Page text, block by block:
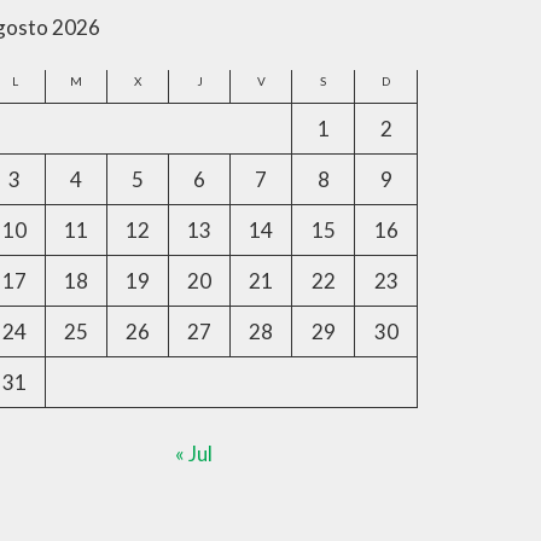
2026
L M X J V S D
1
2
3
4 5 6 7 8
9
10
11 12 13 14 15
16
17
18 19 20 21 22
23
24
25 26 27 28 29
30
31
« Jul